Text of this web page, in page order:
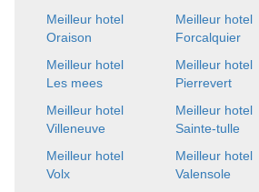
Meilleur hotel
Oraison
Meilleur hotel
Forcalquier
Meilleur hotel
Les mees
Meilleur hotel
Pierrevert
Meilleur hotel
Villeneuve
Meilleur hotel
Sainte-tulle
Meilleur hotel
Volx
Meilleur hotel
Valensole